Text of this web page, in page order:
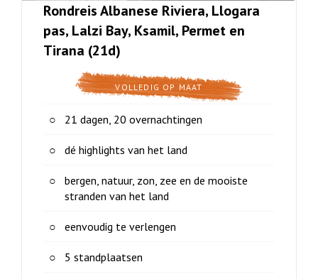
Rondreis Albanese Riviera, Llogara
pas, Lalzi Bay, Ksamil, Permet en
Tirana (21d)
VOLLEDIG OP MAAT
21 dagen, 20 overnachtingen
dé highlights van het land
bergen, natuur, zon, zee en de mooiste
stranden van het land
eenvoudig te verlengen
5 standplaatsen